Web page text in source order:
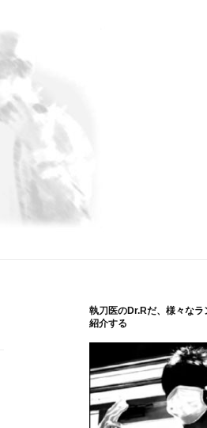
執刀医のDr.Rだ、様々な
紹介する